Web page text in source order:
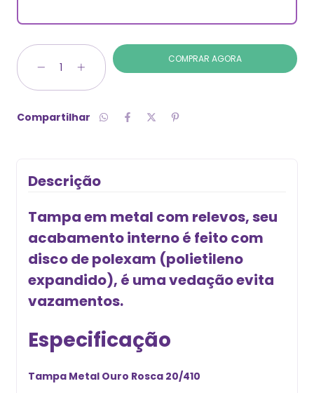
Compartilhar
Descrição
Tampa em metal com relevos, seu
acabamento interno é feito com
disco de polexam (polietileno
expandido), é uma vedação evita
vazamentos.
Especificação
Tampa Metal Ouro Rosca 20/410